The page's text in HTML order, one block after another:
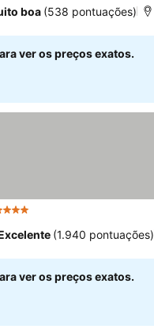
boa (538 pontuações)
ver os preços exatos.
Estrelas
(1.940 pontuações)
ver os preços exatos.